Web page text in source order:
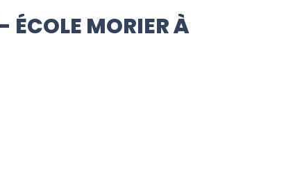
ÉCOLE MORIER À